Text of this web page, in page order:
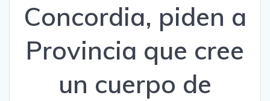
Concordia, piden a
Provincia que cree
un cuerpo de